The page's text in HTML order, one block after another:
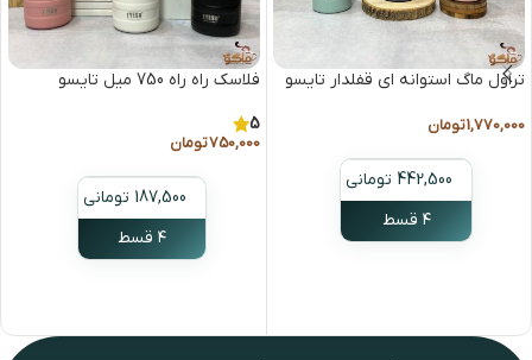
تراول ماگ استوانه ای قفلدار تایسو
1,770,000تومان
442,500 تومانی
۴ قسط
فلاسک راه راه 750 میل تایسو
5
750,000تومان
187,500 تومانی
۴ قسط